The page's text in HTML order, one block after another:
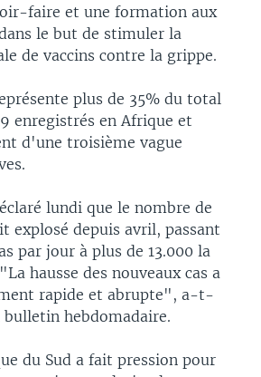
faire et une formation aux
le but de stimuler la
de vaccins contre la grippe.
plus de 35% du total
enregistrés en Afrique et
d'une troisième vague
lundi que le nombre de
explosé depuis avril, passant
par jour à plus de 13.000 la
hausse des nouveaux cas a
rapide et abrupte", a-t-
bulletin hebdomadaire.
du Sud a fait pression pour